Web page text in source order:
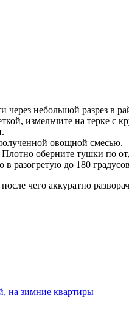
через небольшой разрез в
измельчите на терке с
овощной смесью.
оберните тушки по
разогретую до 180
чего аккуратно
на зимние квартиры